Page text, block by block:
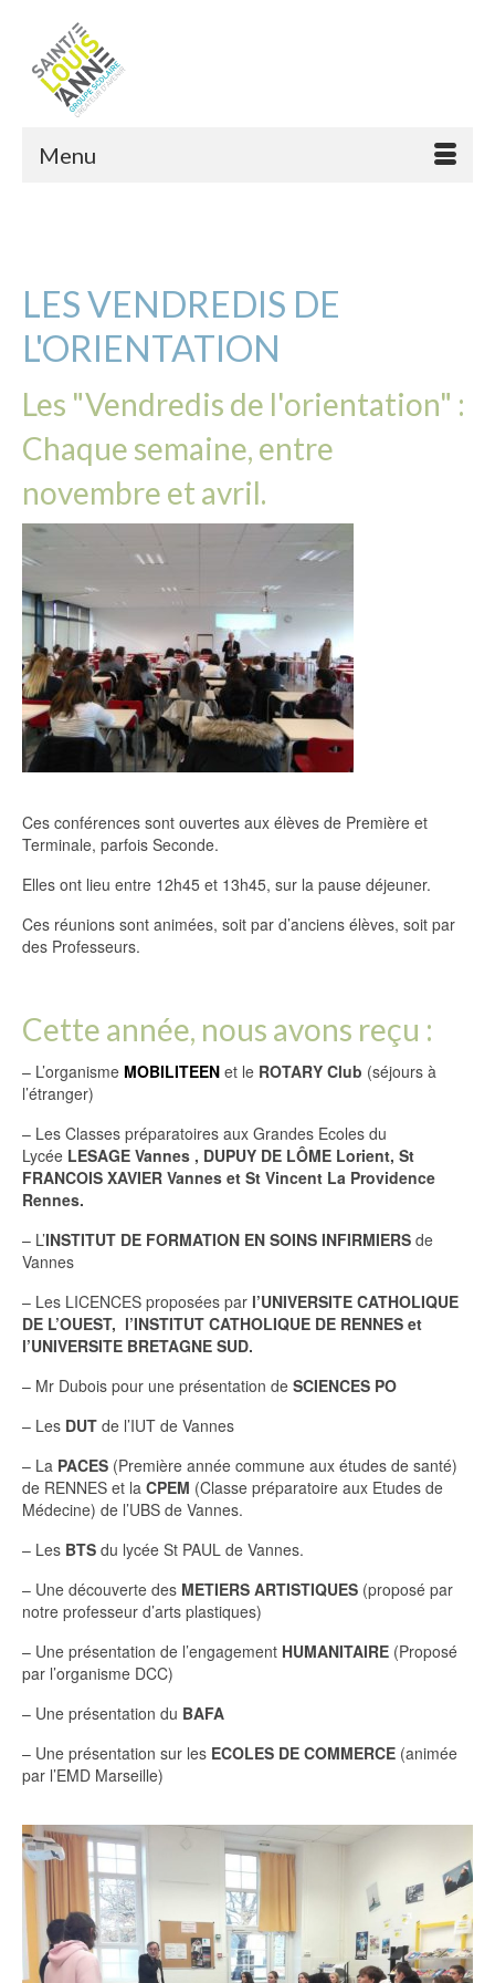
Menu
LES VENDREDIS DE
L'ORIENTATION
Les "Vendredis de l'orientation" :
Chaque semaine, entre
novembre et avril.
Ces conférences sont ouvertes aux élèves de Première et
Terminale, parfois Seconde.
Elles ont lieu entre 12h45 et 13h45, sur la pause déjeuner.
Ces réunions sont animées, soit par d’anciens élèves, soit par
des Professeurs.
Cette année, nous avons reçu :
– L’organisme MOBILITEEN et le ROTARY Club (séjours à
l’étranger)
– Les Classes préparatoires aux Grandes Ecoles du
Lycée LESAGE Vannes , DUPUY DE LÔME Lorient, St
FRANCOIS XAVIER Vannes et St Vincent La Providence
Rennes.
– L’INSTITUT DE FORMATION EN SOINS INFIRMIERS de
Vannes
– Les LICENCES proposées par l’UNIVERSITE CATHOLIQUE
DE L’OUEST, l’INSTITUT CATHOLIQUE DE RENNES et
l’UNIVERSITE BRETAGNE SUD.
– Mr Dubois pour une présentation de SCIENCES PO
– Les DUT de l’IUT de Vannes
– La PACES (Première année commune aux études de santé)
de RENNES et la CPEM (Classe préparatoire aux Etudes de
Médecine) de l’UBS de Vannes.
– Les BTS du lycée St PAUL de Vannes.
– Une découverte des METIERS ARTISTIQUES (proposé par
notre professeur d’arts plastiques)
– Une présentation de l’engagement HUMANITAIRE (Proposé
par l’organisme DCC)
– Une présentation du BAFA
– Une présentation sur les ECOLES DE COMMERCE (animée
par l’EMD Marseille)